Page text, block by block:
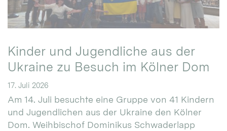
Kinder und Jugendliche aus der
Ukraine zu Besuch im Kölner Dom
17. Juli 2026
Am 14. Juli besuchte eine Gruppe von 41 Kindern
und Jugendlichen aus der Ukraine den Kölner
Dom. Weihbischof Dominikus Schwaderlapp